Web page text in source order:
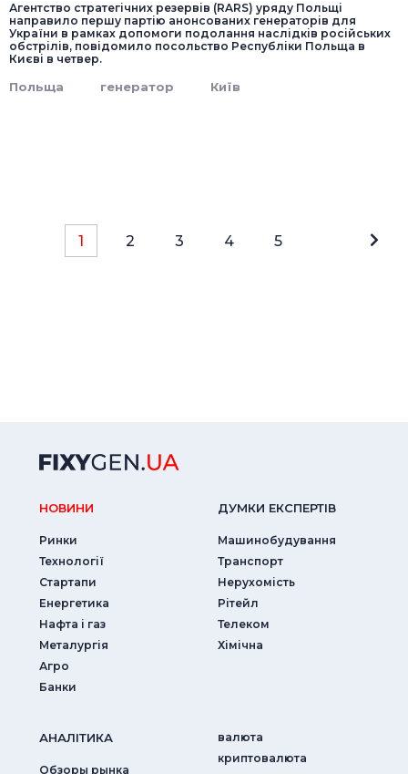
Агентство стратегічних резервів (RARS) уряду Польщі
направило першу партію анонсованих генераторів для
України в рамках допомоги подолання наслідків російських
обстрілів, повідомило посольство Республіки Польща в
Києві в четвер.
Польща генератор Київ
1 2 3 4 5
НОВИНИ
Ринки
Технології
Стартапи
Енергетика
Нафта і газ
Металургія
Агро
Банки
ДУМКИ ЕКСПЕРТIВ
Машинобудування
Транспорт
Нерухомість
Рітейл
Телеком
Хімічна
АНАЛIТИКА
Обзоры рынка
валюта
криптовалюта